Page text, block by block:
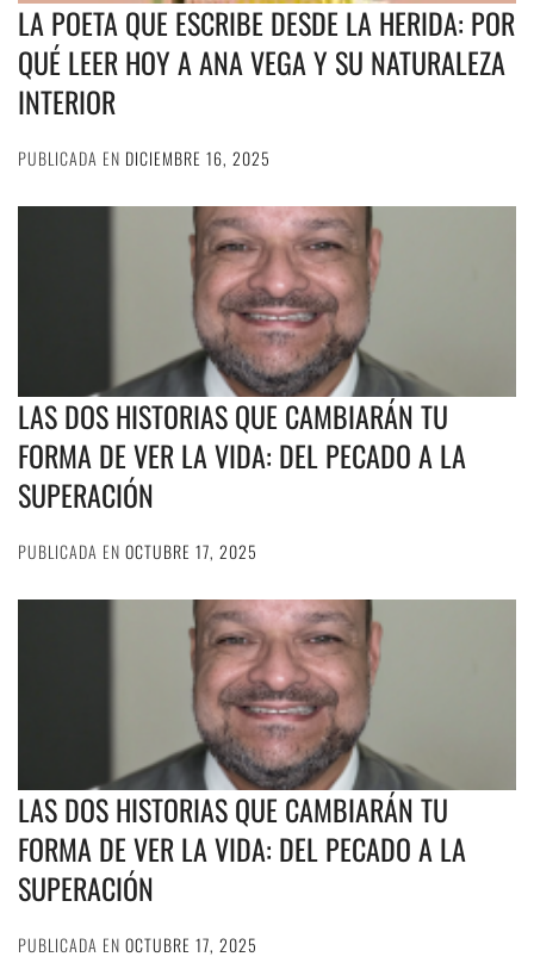
LA POETA QUE ESCRIBE DESDE LA HERIDA: POR
QUÉ LEER HOY A ANA VEGA Y SU NATURALEZA
INTERIOR
PUBLICADA EN DICIEMBRE 16, 2025
LAS DOS HISTORIAS QUE CAMBIARÁN TU
FORMA DE VER LA VIDA: DEL PECADO A LA
SUPERACIÓN
PUBLICADA EN OCTUBRE 17, 2025
LAS DOS HISTORIAS QUE CAMBIARÁN TU
FORMA DE VER LA VIDA: DEL PECADO A LA
SUPERACIÓN
PUBLICADA EN OCTUBRE 17, 2025